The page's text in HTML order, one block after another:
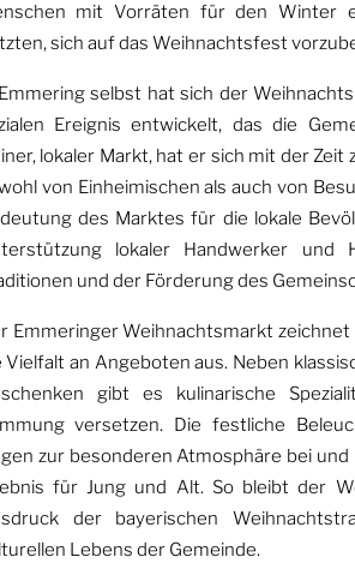
mit Vorräten für den Winter
sich auf das Weihnachtsfest
Emmering selbst hat sich der
Ereignis entwickelt, das die
lokaler Markt, hat er sich mit der
von Einheimischen als auch von
des Marktes für die lokale
lokaler Handwerker
und der Förderung des
Emmeringer Weihnachtsmarkt
Vielfalt an Angeboten aus. Neben
gibt es kulinarische
versetzen. Die festliche
zur besonderen Atmosphäre bei
für Jung und Alt. So bleibt der
der bayerischen
Lebens der Gemeinde.